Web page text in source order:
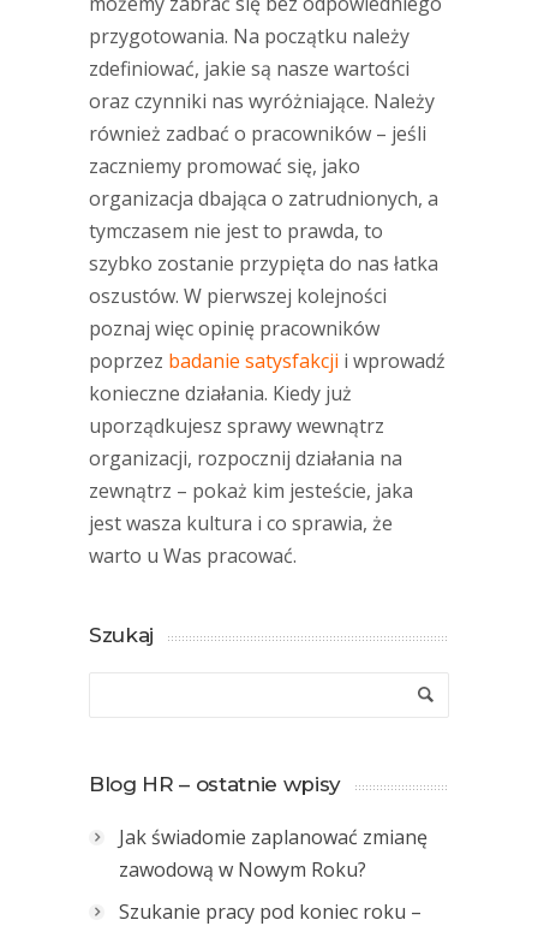
przygotowania. Na początku należy
zdefiniować, jakie są nasze wartości
oraz czynniki nas wyróżniające. Należy
również zadbać o pracowników – jeśli
zaczniemy promować się, jako
organizacja dbająca o zatrudnionych, a
tymczasem nie jest to prawda, to
szybko zostanie przypięta do nas łatka
oszustów. W pierwszej kolejności
poznaj więc opinię pracowników
poprzez badanie satysfakcji i wprowadź
konieczne działania. Kiedy już
uporządkujesz sprawy wewnątrz
organizacji, rozpocznij działania na
zewnątrz – pokaż kim jesteście, jaka
jest wasza kultura i co sprawia, że
warto u Was pracować.
Szukaj
Blog HR – ostatnie wpisy
Jak świadomie zaplanować zmianę
zawodową w Nowym Roku?
Szukanie pracy pod koniec roku –